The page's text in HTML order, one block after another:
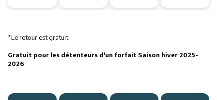
*Le retour est gratuit
Gratuit pour les détenteurs d'un forfait Saison hiver 2025-
2026